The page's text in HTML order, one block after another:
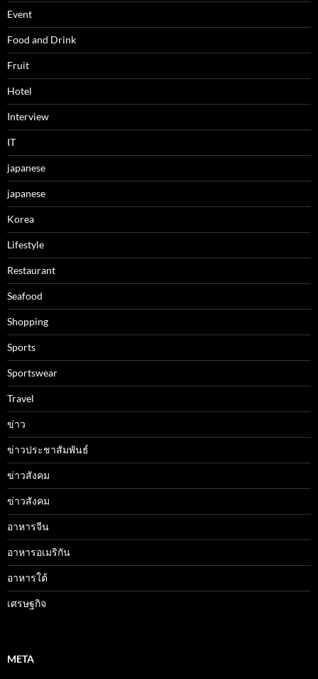
Event
Food and Drink
Fruit
Hotel
Interview
IT
japanese
japanese
Korea
Lifestyle
Restaurant
Seafood
Shopping
Sports
Sportswear
Travel
ข่าว
ข่าวประชาสัมพันธ์
ข่าวสังคม
ข่าวสังคม
อาหารจีน
อาหารอเมริกัน
อาหารใต้
เศรษฐกิจ
META